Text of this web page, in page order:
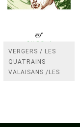
VERGERS / LES
QUATRAINS
VALAISANS /LES